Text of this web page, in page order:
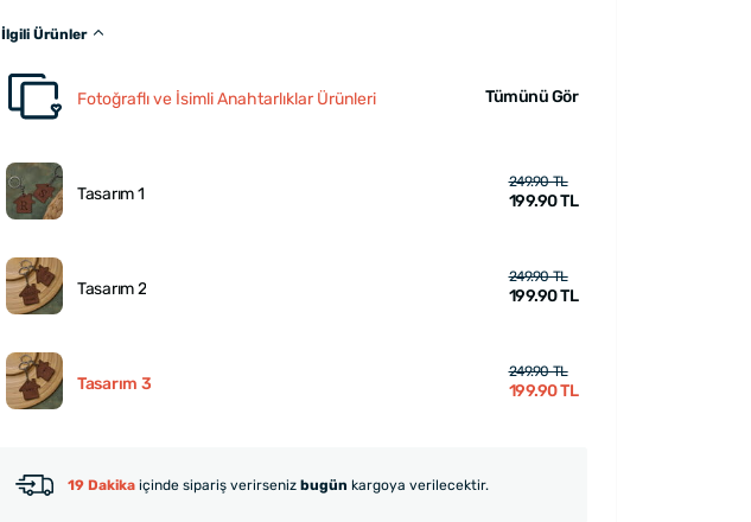
İlgili Ürünler
Fotoğraflı ve İsimli Anahtarlıklar Ürünleri Tümünü Gör
Tasarım 1
249.90 TL
199.90 TL
Tasarım 2
249.90 TL
199.90 TL
Tasarım 3
249.90 TL
199.90 TL
19 Dakika içinde sipariş verirseniz bugün kargoya verilecektir.